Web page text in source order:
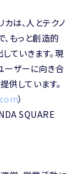
は、人とテクノ
もっと創造的
ていきます。現
ーザーに向き合
供しています。
）
SQUARE